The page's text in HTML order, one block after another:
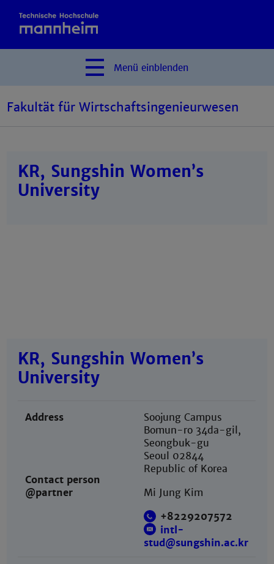
Menü einblenden
Fakultät für Wirtschaftsingenieurwesen
KR, Sungshin Women’s
University
KR, Sungshin Women’s
University
Address
Contact person
@partner
Soojung Campus
Bomun-ro 34da-gil,
Seongbuk-gu
Seoul 02844
Republic of Korea
Mi Jung Kim
+8229207572
intl-
stud@sungshin.ac.kr